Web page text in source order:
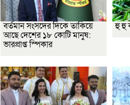
বর্তমান সংসদের দিকে তাকিয়ে
আছে দেশের ১৮ কোটি মানুষ:
ভারপ্রাপ্ত স্পিকার
হু হু